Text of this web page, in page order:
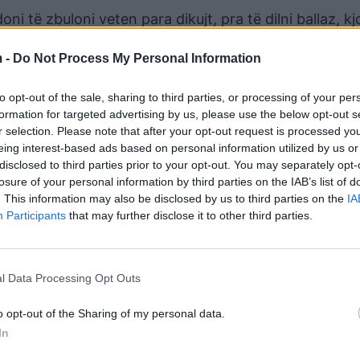
- Do Not Process My Personal Information
opt-out of the sale, sharing to third parties, or processing of your
for targeted advertising by us, please use the below opt-out
selection. Please note that after your opt-out request is processed
interest-based ads based on personal information utilized by us
to third parties prior to your opt-out. You may separately
of your personal information by third parties on the IAB’s list of
This information may also be disclosed by us to third parties on the
Participants that may further disclose it to other third parties.
Data Processing Opt Outs
opt-out of the Sharing of my personal data.
të zbuloni veten para dikujt, pra të dilni ballaz,
nga dikush që ju ka lënduar ose tradhtuar.
edhe me Hënën disonante. Gjërat po shkojnë mirë
mosmarrëveshje, gjërat mund të rikuperohen.
parë të ditës pozitive, më pas disa pengesa,
kjo pasdite dhe vazhdoni ta bëni këtë gjatë gjithë
të dyta për sa i përket marrëdhënieve
fizikisht ashtu edhe mendërisht.